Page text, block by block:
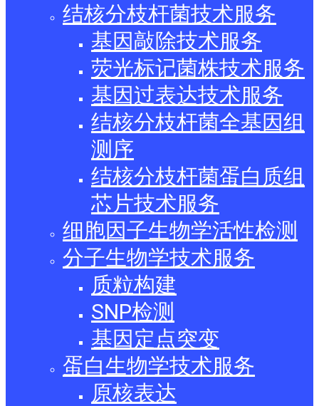
结核分枝杆菌技术服务
基因敲除技术服务
荧光标记菌株技术服务
基因过表达技术服务
结核分枝杆菌全基因组
测序
结核分枝杆菌蛋白质组
芯片技术服务
细胞因子生物学活性检测
分子生物学技术服务
质粒构建
SNP检测
基因定点突变
蛋白生物学技术服务
原核表达